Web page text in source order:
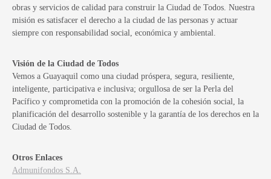
obras y servicios de calidad para construir la Ciudad de Todos. Nuestra
misión es satisfacer el derecho a la ciudad de las personas y actuar
siempre con responsabilidad social, económica y ambiental.
Visión de la Ciudad de Todos
Vemos a Guayaquil como una ciudad próspera, segura, resiliente,
inteligente, participativa e inclusiva; orgullosa de ser la Perla del
Pacífico y comprometida con la promoción de la cohesión social, la
planificación del desarrollo sostenible y la garantía de los derechos en la
Ciudad de Todos.
Otros Enlaces
Admunifondos S.A.